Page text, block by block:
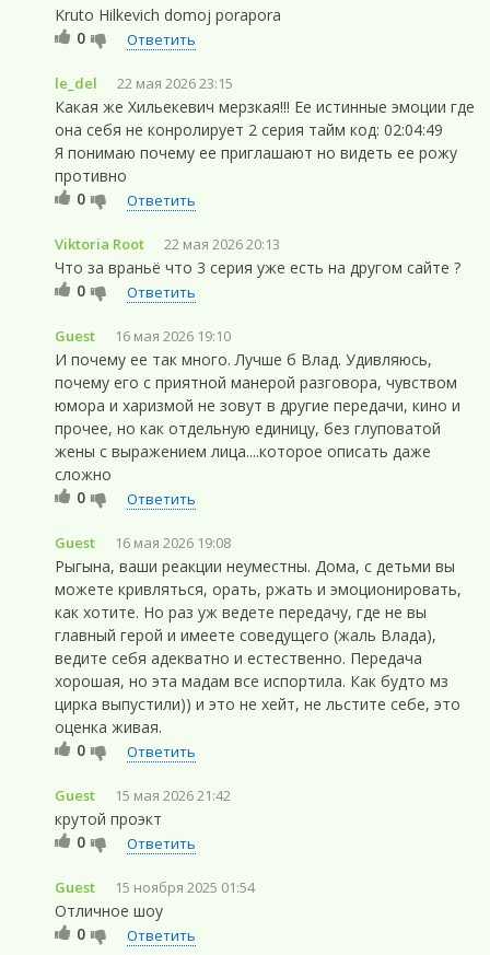
Kruto Hilkevich domoj porapora
0
Ответить
le_del 22 мая 2026 23:15
Какая же Хильекевич мерзкая!!! Ее истинные эмоции где
она себя не конролирует 2 серия тайм код: 02:04:49
Я понимаю почему ее приглашают но видеть ее рожу
противно
0
Ответить
Viktoria Root 22 мая 2026 20:13
Что за враньё что 3 серия уже есть на другом сайте ?
0
Ответить
Guest 16 мая 2026 19:10
И почему ее так много. Лучше б Влад. Удивляюсь,
почему его с приятной манерой разговора, чувством
юмора и харизмой не зовут в другие передачи, кино и
прочее, но как отдельную единицу, без глуповатой
жены с выражением лица....которое описать даже
сложно
0
Ответить
Guest 16 мая 2026 19:08
Рыгына, ваши реакции неуместны. Дома, с детьми вы
можете кривляться, орать, ржать и эмоционировать,
как хотите. Но раз уж ведете передачу, где не вы
главный герой и имеете соведущего (жаль Влада),
ведите себя адекватно и естественно. Передача
хорошая, но эта мадам все испортила. Как будто мз
цирка выпустили)) и это не хейт, не льстите себе, это
оценка живая.
0
Ответить
Guest 15 мая 2026 21:42
крутой проэкт
0
Ответить
Guest 15 ноября 2025 01:54
Отличное шоу
0
Ответить